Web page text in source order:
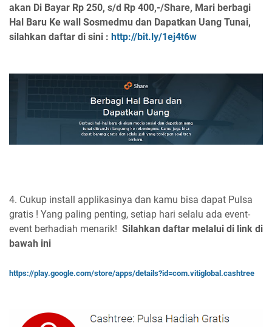
akan Di Bayar Rp 250, s/d Rp 400,-/Share, Mari berbagi
Hal Baru Ke wall Sosmedmu dan Dapatkan Uang Tunai,
silahkan daftar di sini : http://bit.ly/1ej4t6w
4. Cukup install applikasinya dan kamu bisa dapat Pulsa
gratis ! Yang paling penting, setiap hari selalu ada event-
event berhadiah menarik! Silahkan daftar melalui di link di
bawah ini
https://play.google.com/store/apps/details?id=com.vitiglobal.cashtree